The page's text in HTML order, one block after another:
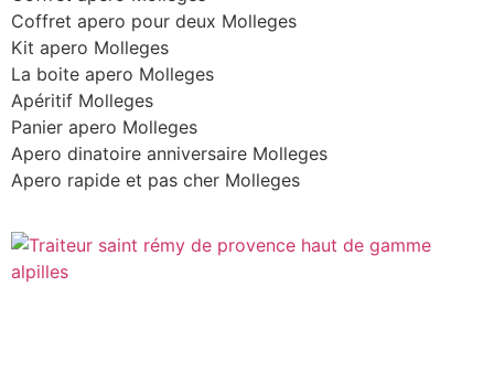
Coffret apero pour deux Molleges
Kit apero Molleges
La boite apero Molleges
Apéritif Molleges
Panier apero Molleges
Apero dinatoire anniversaire Molleges
Apero rapide et pas cher Molleges